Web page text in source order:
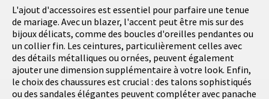
L'ajout d'accessoires est essentiel pour parfaire une tenue
de mariage. Avec un blazer, l'accent peut être mis sur des
bijoux délicats, comme des boucles d'oreilles pendantes ou
un collier fin. Les ceintures, particulièrement celles avec
des détails métalliques ou ornées, peuvent également
ajouter une dimension supplémentaire à votre look. Enfin,
le choix des chaussures est crucial : des talons sophistiqués
ou des sandales élégantes peuvent compléter avec panache